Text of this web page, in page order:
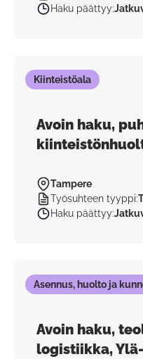
Haku päättyy:
Kiinteistöala
Avoin haku,
Tampere
Työsuhteen tyyppi:
Haku päättyy:
Asennus, huolto ja
Avoin haku,
logistiikka,